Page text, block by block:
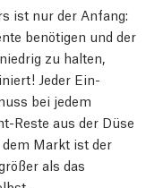
ist nur der Anfang:
benötigen und der
zu halten,
Jeder Ein-
bei jedem
Reste aus der Düse
Markt ist der
als das